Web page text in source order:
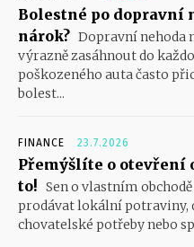
Bolestné po dopravní
nárok? Dopravní nehoda
výrazně zasáhnout do
poškozeného auta často
bolest...
FINANCE 23.7.2026
Přemýšlíte o otevření
to! Sen o vlastním
prodávat lokální potraviny,
chovatelské potřeby nebo